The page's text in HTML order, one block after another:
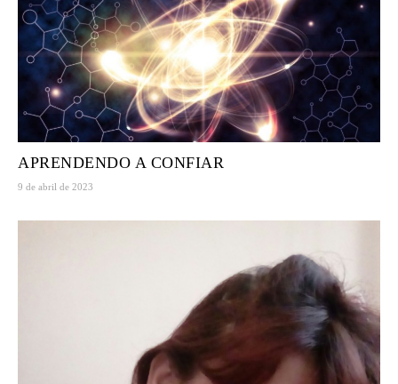
APRENDENDO A CONFIAR
9 de abril de 2023